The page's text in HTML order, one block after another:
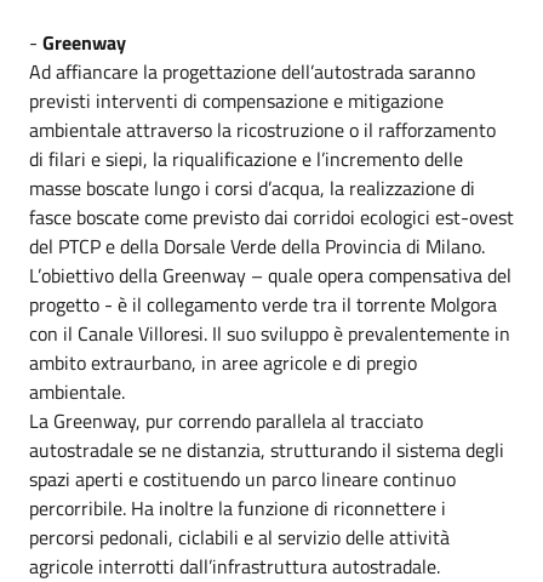
- Greenway
Ad affiancare la progettazione dell’autostrada saranno
previsti interventi di compensazione e mitigazione
ambientale attraverso la ricostruzione o il rafforzamento
di filari e siepi, la riqualificazione e l’incremento delle
masse boscate lungo i corsi d’acqua, la realizzazione di
fasce boscate come previsto dai corridoi ecologici est-ovest
del PTCP e della Dorsale Verde della Provincia di Milano.
L’obiettivo della Greenway – quale opera compensativa del
progetto - è il collegamento verde tra il torrente Molgora
con il Canale Villoresi. Il suo sviluppo è prevalentemente in
ambito extraurbano, in aree agricole e di pregio
ambientale.
La Greenway, pur correndo parallela al tracciato
autostradale se ne distanzia, strutturando il sistema degli
spazi aperti e costituendo un parco lineare continuo
percorribile. Ha inoltre la funzione di riconnettere i
percorsi pedonali, ciclabili e al servizio delle attività
agricole interrotti dall’infrastruttura autostradale.